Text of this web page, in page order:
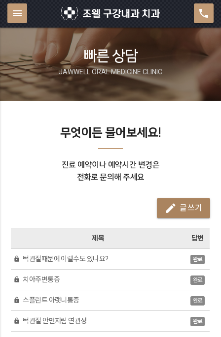
menu phone
빠른 상담
JAWWELL ORAL MEDICINE CLINIC
무엇이든 물어보세요!
진료 예약이나 예약시간 변경은
전화로 문의해 주세요
mode_edit 글쓰기
제목 답변
lock 턱관절때문에 이럴수도 있나요? 완료
lock 치아주변통증 완료
lock 스플린트 아랫니통증 완료
lock 턱관절 안면저림 연관성 완료